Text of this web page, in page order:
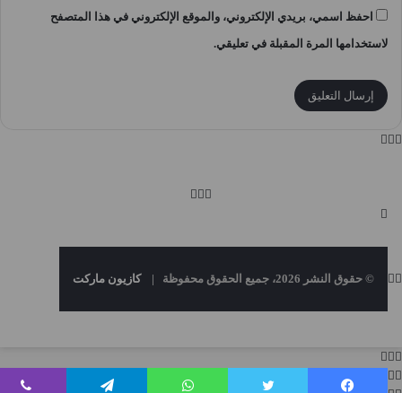
احفظ اسمي، بريدي الإلكتروني، والموقع الإلكتروني في هذا المتصفح
لاستخدامها المرة المقبلة في تعليقي.
© حقوق النشر 2026، جميع الحقوق محفوظة | كازيون ماركت